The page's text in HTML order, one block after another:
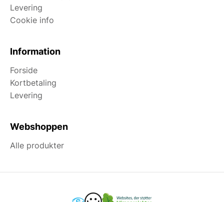
Levering
Cookie info
Information
Forside
Kortbetaling
Levering
Webshoppen
Alle produkter